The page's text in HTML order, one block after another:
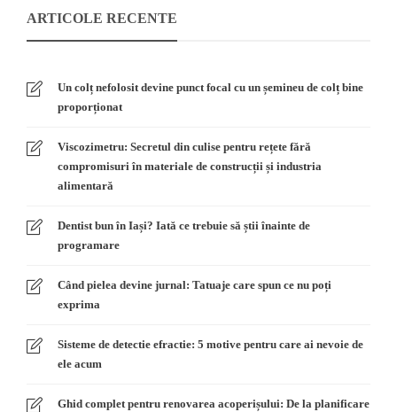
ARTICOLE RECENTE
Un colț nefolosit devine punct focal cu un șemineu de colț bine
proporționat
Viscozimetru: Secretul din culise pentru rețete fără
compromisuri în materiale de construcții și industria
alimentară
Dentist bun în Iași? Iată ce trebuie să știi înainte de
programare
Când pielea devine jurnal: Tatuaje care spun ce nu poți
exprima
Sisteme de detectie efractie: 5 motive pentru care ai nevoie de
ele acum
Ghid complet pentru renovarea acoperișului: De la planificare